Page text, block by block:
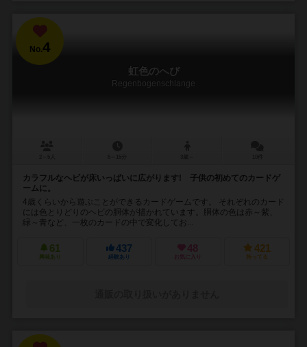
No.4
虹色のへび
Regenbogenschlange
カラフルなヘビが床いっぱいに広がります! 子供の初めてのカードゲ
ームに。
4歳くらいから遊ぶことができるカードゲームです。 それぞれのカード
には色とりどりのヘビの胴体が描かれています。胴体の色は赤～紫、
緑～青など、一枚のカードの中で変化してお...
61
興味あり
437
経験あり
48
お気に入り
421
持ってる